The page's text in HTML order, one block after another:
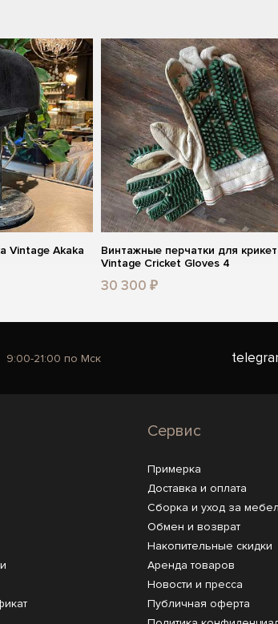
Vintage Akaka
Винтажные перчатки для
Vintage Cricket Gloves 4
30 300 ₽
9:00-21:00 по Мск
Сервис
Примерка
Доставка и оплата
Сборка и уход за
Обмен и возврат
Накопительные скидки
Аренда товаров
Новости и пресса
Публичная оферта